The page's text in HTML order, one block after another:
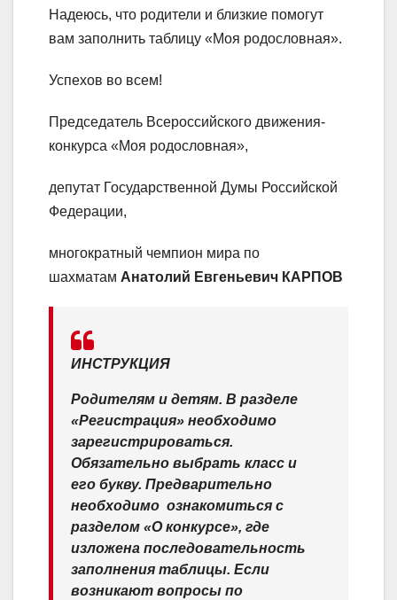
Надеюсь, что родители и близкие помогут
вам заполнить таблицу «Моя родословная».
Успехов во всем!
Председатель Всероссийского движения-
конкурса «Моя родословная»,
депутат Государственной Думы Российской
Федерации,
многократный чемпион мира по
шахматам Анатолий Евгеньевич КАРПОВ
ИНСТРУКЦИЯ
Родителям и детям. В разделе
«Регистрация» необходимо
зарегистрироваться.
Обязательно выбрать класс и
его букву. Предварительно
необходимо ​ ознакомиться с
разделом «О конкурсе», где
изложена последовательность
заполнения таблицы. Если
возникают вопросы по